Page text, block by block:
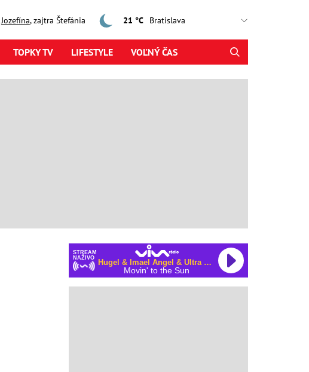
Jozefína, zajtra Štefánia 21 °C
TOPKY TV LIFESTYLE VOĽNÝ ČAS
STREAM
NAŽIVO
Hugel & Imael Angel & Ultra Naté
Movin' to the Sun